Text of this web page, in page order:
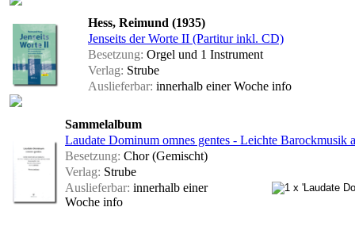
Hess, Reimund (1935)
Jenseits der Worte II (Partitur inkl. CD)
Besetzung: Orgel und 1 Instrument
Verlag: Strube
Auslieferbar: innerhalb einer Woche info
Sammelalbum
Laudate Dominum omnes gentes - Leichte Barockmusik
Besetzung: Chor (Gemischt)
Verlag: Strube
Auslieferbar: innerhalb einer
Woche info